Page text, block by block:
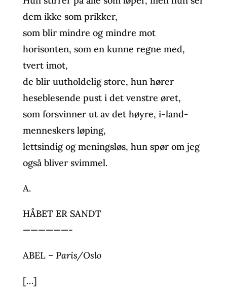
dem ikke som prikker,
som blir mindre og mindre mot
horisonten, som en kunne regne med,
tvert imot,
de blir uutholdelig store, hun hører
heseblesende pust i det venstre øret,
som forsvinner ut av det høyre, i-land-
menneskers løping,
lettsindig og meningsløs, hun spør om jeg
også bliver svimmel.
A.
HÅBET ER SANDT
——————-
ABEL – Paris/Oslo
[…]